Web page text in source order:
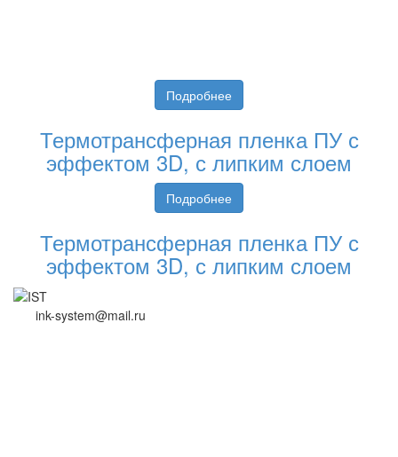
Подробнее
Термотрансферная пленка ПУ с
эффектом 3D, с липким слоем
Подробнее
Термотрансферная пленка ПУ с
эффектом 3D, с липким слоем
ink-system@mail.ru